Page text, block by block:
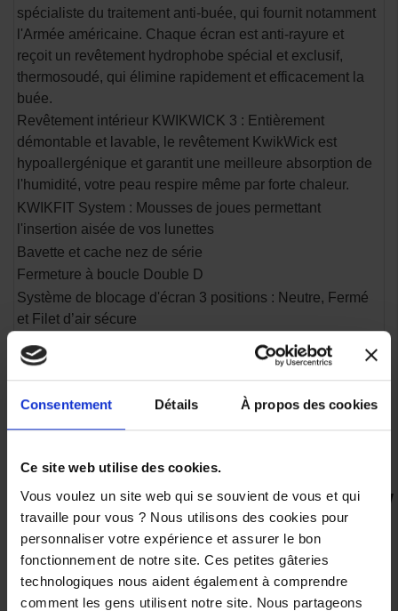
Consentement Détails À propos des cookies
Ce site web utilise des cookies.
Vous voulez un site web qui se souvient de vous et qui
travaille pour vous ? Nous utilisons des cookies pour
personnaliser votre expérience et assurer le bon
fonctionnement de notre site. Ces petites gâteries
technologiques nous aident également à comprendre
comment les gens utilisent notre site. Nous partageons
spécialiste du traitement anti-buée, qui fournit notamment
l'Armée américaine. Chaque écran est anti-rayure et
reçoit un revêtement hydrophobe spécial et exclusif,
thermosoudé, qui élimine rapidement et efficacement la
buée.
Revêtement intérieur KWIKWICK 3 : Entièrement
démontable et lavable, le revêtement KwikWick est
hypoallergénique et garantit une meilleure absorption de
l'humidité, votre peau respire même par forte chaleur.
KWIKFIT System : Mousses de joues permettant
l'insertion aisée de vos lunettes
Bavette et cache nez de série
Fermeture à boucle Double D
Système de blocage d'écran 3 positions : Neutre, Fermé
et Filet d’air sécure
Système de ventilation dynamique pour créer un flux d'air
au sein de votre casque
Système d'extraction d'urgence : étiquette localisée sous
le tour de cou pour permettre une extraction facile et
rapide. Réservé au personnel secouriste formé.
VOUS AIMEREZ AUSSI
-22,5%
RUPTURE
STOCK
-11,7% -2%